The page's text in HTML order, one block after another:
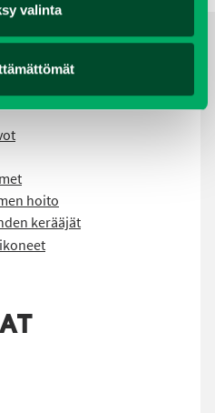
valinta
hoito
kerääjät